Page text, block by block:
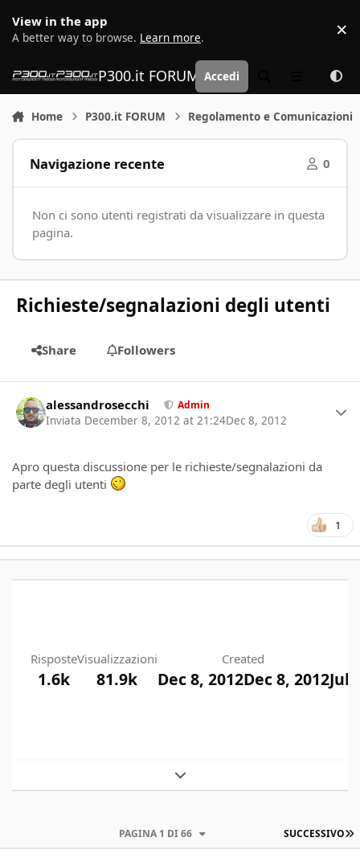
View in the app
A better way to browse. Learn more. ×
P300.it FORUM | Motorsport Media
Accedi
Home P300.it FORUM Regolamento e Comunicazioni
Navigazione recente 0
Non ci sono utenti registrati da visualizzare in questa
pagina.
Richieste/segnalazioni degli utenti
Share Followers
alessandrosecchi Admin
Inviata December 8, 2012 at 21:24Dec 8, 2012
Apro questa discussione per le richieste/segnalazioni da
parte degli utenti
1
Risposte
1.6k
Visualizzazioni
81.9k
Created
Dec 8, 2012Dec 8, 2012Jul
Expand topic overview
SUCCESSIVO
PAGINA 1 DI 66